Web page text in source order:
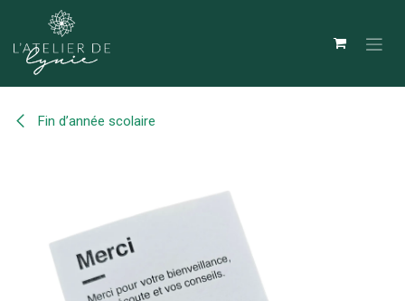
Se rendre au contenu
Fin d’année scolaire